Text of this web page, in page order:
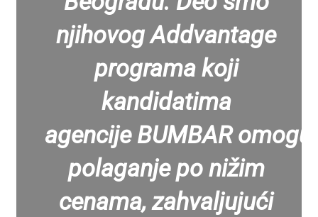
njihovog Addvantage
programa koji
kandidatima
agencije BUMBAR
polaganje po nižim
cenama, zahvaljujući